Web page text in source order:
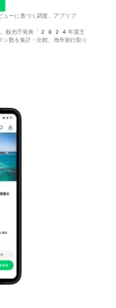
ーに基づく調査。アプリブ
。観光庁発表「2024年度主
数を集計・比較。海外旅行取り